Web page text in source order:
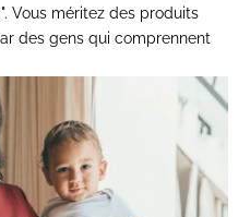
Vous méritez des produits
des gens qui comprennent